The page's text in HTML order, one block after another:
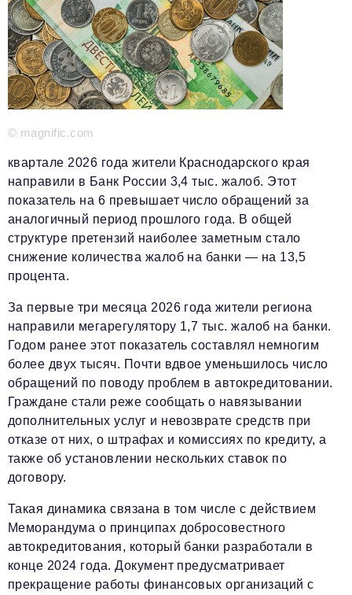
Инвестиции
Управление
Красота и здоровье
Энергетика
Недвижимость
Мнение
Технологии
Политика
Промышленность
Общество
Транспорт
Ритейл
Телеком
Социальная сфера
ЖКХ
Образование
Фоторепортажи
Авторские материалы
Видео
© magnific.com
квартале 2026 года жители Краснодарского края
направили в Банк России 3,4 тыс. жалоб. Этот
показатель на 6 превышает число обращений за
аналогичный период прошлого года. В общей
структуре претензий наиболее заметным стало
снижение количества жалоб на банки — на 13,5
процента.
За первые три месяца 2026 года жители региона
направили мегарегулятору 1,7 тыс. жалоб на банки.
Годом ранее этот показатель составлял немногим
более двух тысяч. Почти вдвое уменьшилось число
обращений по поводу проблем в автокредитовании.
Граждане стали реже сообщать о навязывании
дополнительных услуг и невозврате средств при
отказе от них, о штрафах и комиссиях по кредиту, а
также об установлении нескольких ставок по
договору.
Такая динамика связана в том числе с действием
Меморандума о принципах добросовестного
автокредитования, который банки разработали в
конце 2024 года. Документ предусматривает
прекращение работы финансовых организаций с